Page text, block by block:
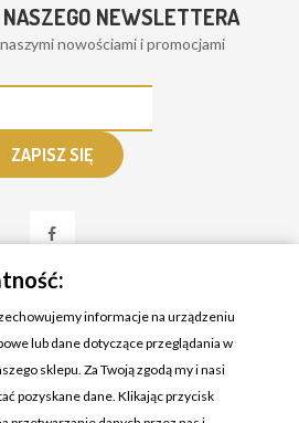
NEWSLETTERA
nowościami i promocjami
informacje na urządzeniu
lub dane dotyczące przeglądania w
sklepu. Za Twoją zgodą my i nasi
pozyskane dane. Klikając przycisk